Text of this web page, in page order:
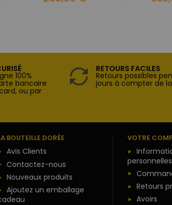
100%
bancaire
ou par
RETOURS FACILES
Retours possibles
jours à compter de
BOUTEILLE DORÉE
Avis Clients
Contactez-nous
Nouveaux produits
Ajoutez un emballage
VOTRE
personnelles
Retours
Avoirs